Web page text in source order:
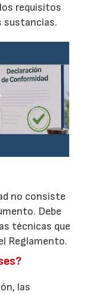
requisitos
sustancias.
no consiste
Debe
técnicas que
Reglamento.
las